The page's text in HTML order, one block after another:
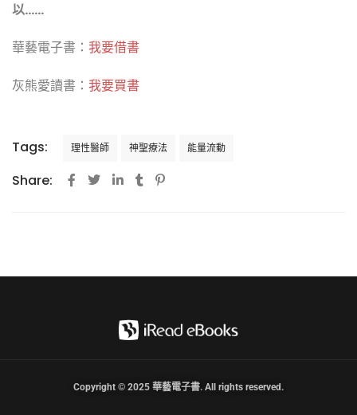
以……
華藝電子書： 我要借書
灰熊愛讀書： 我要買書
Tags: 理性醫師 神聖療法 能量流動
Share:
Copyright © 2025 華藝電子書. All rights reserved.